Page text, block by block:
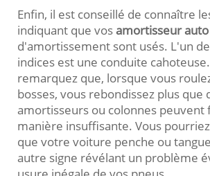
Enfin, il est conseillé de connaître
indiquant que vosamortisseur auto
d'amortissement sont usés. L'un
indices est une conduite
remarquez que, lorsque vous
bosses, vous rebondissez plus que
amortisseurs ou colonnes peuvent
manière insuffisante. Vous
que votre voiture penche ou
autre signe révélant un problème